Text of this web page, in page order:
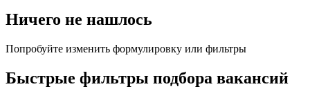
Ничего не нашлось
Попробуйте изменить формулировку или фильтры
Быстрые фильтры подбора вакансий